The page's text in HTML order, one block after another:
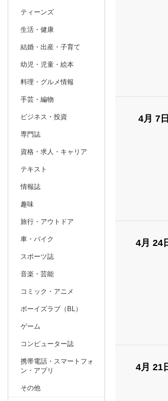
ティーンズ
生活・健康
結婚・出産・子育て
幼児・児童・絵本
料理・グルメ情報
手芸・編物
ビジネス・投資
専門誌
資格・求人・キャリア
テキスト
情報誌
趣味
旅行・アウトドア
車・バイク
スポーツ誌
音楽・芸能
コミック・アニメ
ボーイズラブ（BL）
ゲーム
コンピューター誌
携帯電話・スマートフォ
ン・アプリ
その他
4月 7日
4月 24
4月 21